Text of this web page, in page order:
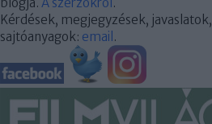
Kérdések, megjegyzések, javaslatok,
sajtóanyagok: email .